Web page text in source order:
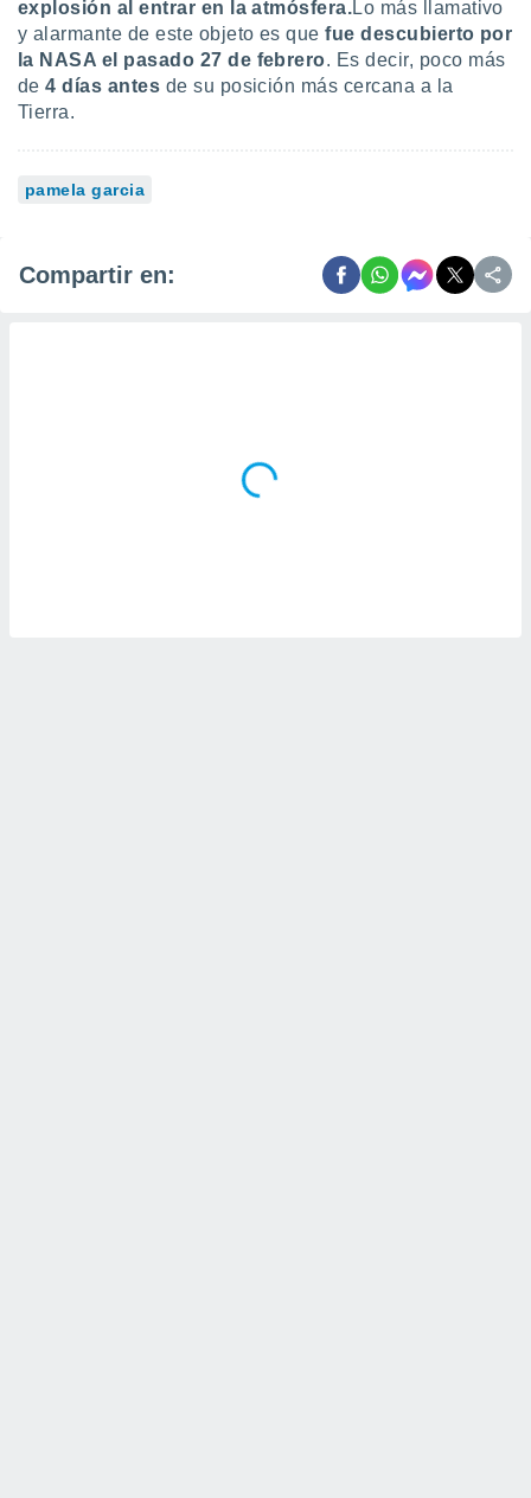
explosión al entrar en la atmósfera.Lo más llamativo
y alarmante de este objeto es quefue descubierto por
la NASA el pasado 27 de febrero. Es decir, poco más
de4 días antes de su posición más cercana a la
Tierra.
pamela garcia
Compartir en: